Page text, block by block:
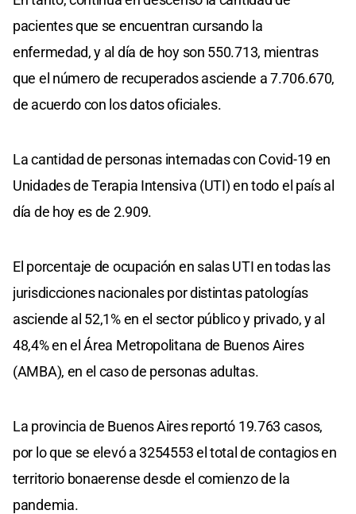
pacientes que se encuentran cursando la
enfermedad, y al día de hoy son 550.713, mientras
que el número de recuperados asciende a 7.706.670,
de acuerdo con los datos oficiales.
La cantidad de personas internadas con Covid-19 en
Unidades de Terapia Intensiva (UTI) en todo el país al
día de hoy es de 2.909.
El porcentaje de ocupación en salas UTI en todas las
jurisdicciones nacionales por distintas patologías
asciende al 52,1% en el sector público y privado, y al
48,4% en el Área Metropolitana de Buenos Aires
(AMBA), en el caso de personas adultas.
La provincia de Buenos Aires reportó 19.763 casos,
por lo que se elevó a 3254553 el total de contagios en
territorio bonaerense desde el comienzo de la
pandemia.